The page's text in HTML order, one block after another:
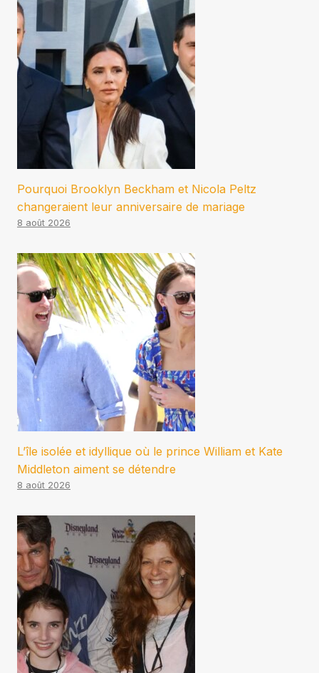
Pourquoi Brooklyn Beckham et Nicola Peltz
changeraient leur anniversaire de mariage
8 août 2026
L’île isolée et idyllique où le prince William et Kate
Middleton aiment se détendre
8 août 2026